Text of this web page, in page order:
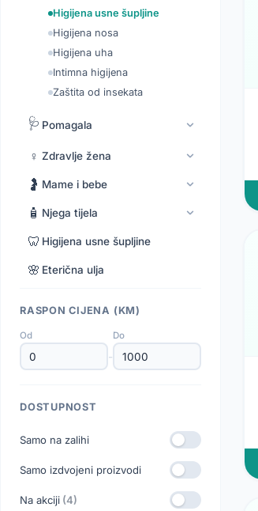
Higijena usne šupljine
Higijena nosa
Higijena uha
Intimna higijena
Zaštita od insekata
🩺 Pomagala
♀️ Zdravlje žena
🤰 Mame i bebe
🧴 Njega tijela
🦷 Higijena usne šupljine
🌸 Eterična ulja
RASPON CIJENA (KM)
Od
-
Do
DOSTUPNOST
Samo na zalihi
Samo izdvojeni proizvodi
Na akciji (4)